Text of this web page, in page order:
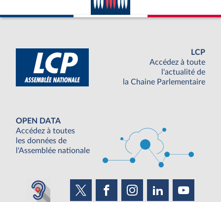
LCP
Accédez à toute
l'actualité de
la Chaine Parlementaire
OPEN DATA
Accédez à toutes
les données de
l'Assemblée nationale